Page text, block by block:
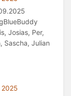
Josias, Per,
Sascha, Julian
2025